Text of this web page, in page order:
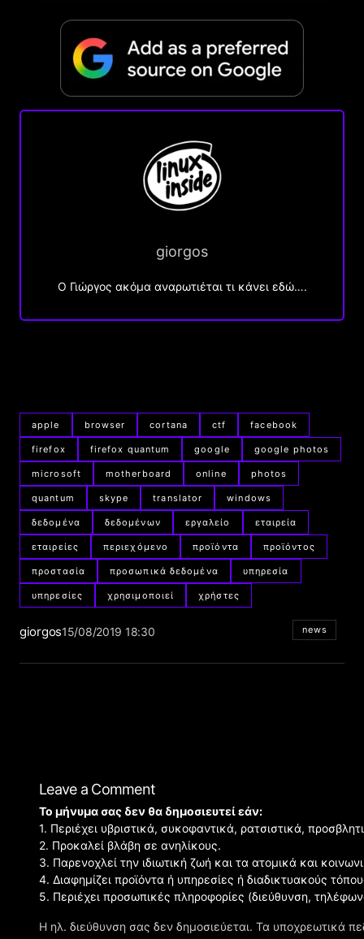
giorgos
Ο Γιώργος ακόμα αναρωτιέται τι κάνει εδώ….
apple browser cortana ctf facebook
firefox firefox quantum google google photos
microsoft motherboard online photos
quantum skype translator windows
δεδομένα δεδομένων εργαλείο εταιρεία
εταιρείες περιεχόμενο προϊόντα προϊόντος
προστασία προσωπικά δεδομένα υπηρεσία
υπηρεσίες χρησιμοποιεί χρήστες
giorgos15/08/2019 18:30 news
Leave a Comment
Η ηλ. διεύθυνση σας δεν δημοσιεύεται. Τα υποχρεωτικά
Το μήνυμα σας δεν θα δημοσιευτεί εάν:
1. Περιέχει υβριστικά, συκοφαντικά, ρατσιστικά,
2. Προκαλεί βλάβη σε ανηλίκους.
3. Παρενοχλεί την ιδιωτική ζωή και τα ατομικά και
4. Διαφημίζει προϊόντα ή υπηρεσίες ή διαδικτυακούς
5. Περιέχει προσωπικές πληροφορίες (διεύθυνση,